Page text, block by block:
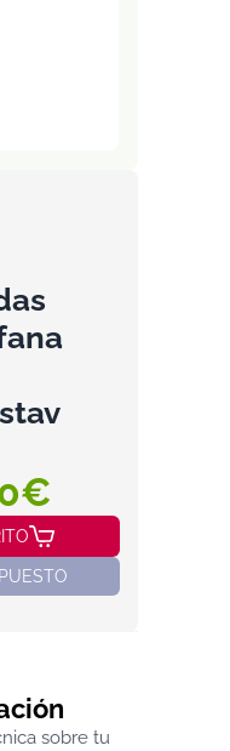
sobre tu